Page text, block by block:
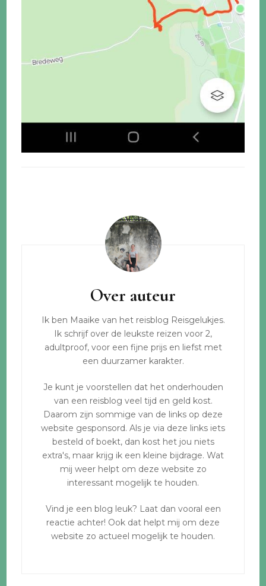
Over auteur
Ik ben Maaike van het reisblog Reisgelukjes.
Ik schrijf over de leukste reizen voor 2,
adultproof, voor een fijne prijs en liefst met
een duurzamer karakter.
Je kunt je voorstellen dat het onderhouden
van een reisblog veel tijd en geld kost.
Daarom zijn sommige van de links op deze
website gesponsord. Als je via deze links iets
besteld of boekt, dan kost het jou niets
extra's, maar krijg ik een kleine bijdrage. Wat
mij weer helpt om deze website zo
interessant mogelijk te houden.
Vind je een blog leuk? Laat dan vooral een
reactie achter! Ook dat helpt mij om deze
website zo actueel mogelijk te houden.